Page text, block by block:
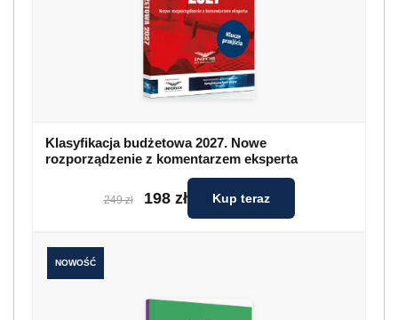
Klasyfikacja budżetowa 2027. Nowe
rozporządzenie z komentarzem eksperta
249 zł 198 zł Kup teraz
NOWOŚĆ